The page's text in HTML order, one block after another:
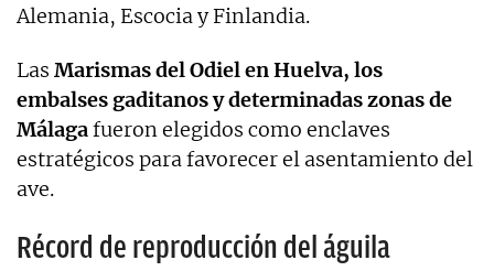
Alemania, Escocia y Finlandia.
Las Marismas del Odiel en Huelva, los
embalses gaditanos y determinadas zonas de
Málagafueron elegidos como enclaves
estratégicos para favorecer el asentamiento del
ave.
Récord de reproducción del águila